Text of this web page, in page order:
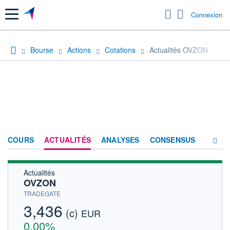
Menu Connexion
Bourse Actions Cotations Actualités OVZON
COURS ACTUALITÉS ANALYSES CONSENSUS
Actualités
OVZON
TRADEGATE
3,436 (c) EUR
0,00%